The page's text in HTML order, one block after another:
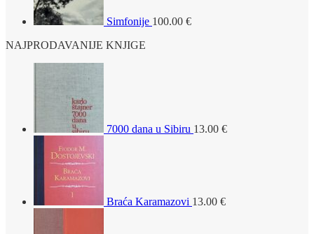
Simfonije 100.00 €
NAJPRODAVANIJE KNJIGE
7000 dana u Sibiru 13.00 €
Braća Karamazovi 13.00 €